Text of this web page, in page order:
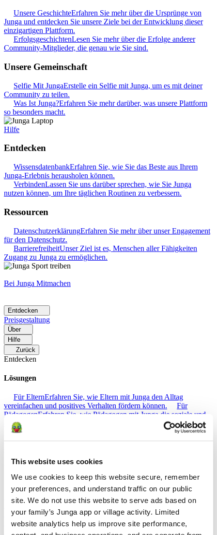
This website uses cookies
We use cookies to keep this website secure, remember
your preferences, and understand traffic on our public
site. We do not use this website to serve ads based on
your family’s Junga app or village activity. Limited
website analytics help us improve site performance,
Unsere GeschichteErfahren Sie mehr über die Ursprünge von
Junga und entdecken Sie unsere Ziele bei der Entwicklung dieser
einzigartigen Plattform.
ErfolgsgeschichtenLesen Sie mehr über die Erfolge anderer
Community-Mitglieder, die genau wie Sie sind.
Unsere Gemeinschaft
Selfie Mit JungaErstelle ein Selfie mit Junga, um es mit deiner
Community zu teilen.
Was Ist Junga?Erfahren Sie mehr darüber, was unsere Plattform
so besonders macht.
Hilfe
Entdecken
WissensdatenbankErfahren Sie, wie Sie das Beste aus Ihrem
Junga-Erlebnis herausholen können.
VerbindenLassen Sie uns darüber sprechen, wie Sie Junga
nutzen können, um Ihre täglichen Routinen zu verbessern.
Ressourcen
DatenschutzerklärungErfahren Sie mehr über unser Engagement
für den Datenschutz.
BarrierefreiheitUnser Ziel ist es, Menschen aller Fähigkeiten
Zugang zu Junga zu ermöglichen.
Bei Junga Mitmachen
Entdecken
Preisgestaltung
Über
Hilfe
Zurück
Entdecken
Lösungen
Für ElternErfahren Sie, wie Eltern mit Junga den Alltag
vereinfachen und positives Verhalten fördern können.
Für
PädagogenErfahren Sie, wie Pädagogen mit Junga die soziale und
emotionale Bildung (SEL) verbessern.
Für TherapeutenErfahren
Sie, wie Junga Therapeuten dabei hilft, ein positives Umfeld zu
Hause zu schaffen.
Für Soziale GruppenErfahren Sie, wie soziale
Junga gegen Greenlight Greenlight verbindet eine überwachte
Debitkarte mit Lernhilfen, um Kindern den Umgang mit Geld, das
Sparen und das Investieren beizubringen.
Junga gegen Acorns
EarlyAcorns Early unterstützt Eltern dabei, ihren Kindern
Finanzwissen zu vermitteln - mithilfe einer sicheren Debitkarte,
Hausarbeiten und Anlageportfolios.
Junga gegen